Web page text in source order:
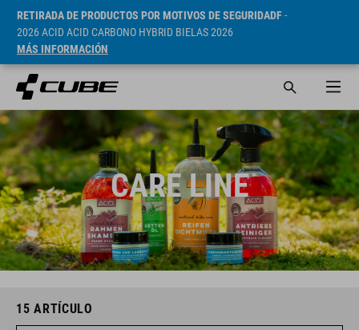
RETIRADA DE PRODUCTOS POR MOTIVOS DE SEGURIDADF-
2026 ACID ACID CARBONO HYBRID BIELAS 2026
MÁS INFORMACIÓN
CARE LINE
15 ARTÍCULO